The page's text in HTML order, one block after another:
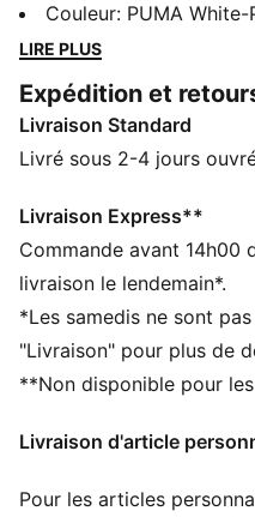
Enzo spécialement
d’une semelle Softride
de zones en caoutchouc
adhérence, ces
tes runs foulé après
La tige des chaussures
de matériaux recyclés
SOFTRIDE : mousse
SOFTFOAM+ : semelle
pour offrir un amorti
épais
Fermeture à lacets
Niveau de coussinage :
Couleur: PUMA
LIRE PLUS
Expédition et
Livraison Standard
Livré sous 2-4 jours
Livraison Express**
Commande avant 14h00
livraison le lendemain*.
*Les samedis ne sont
"Livraison" pour plus de
**Non disponible pour
Livraison d'article
Pour les articles